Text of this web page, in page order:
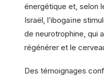
énergétique et, selon
Israël, l’ibogaïne
de neurotrophine, qui
régénérer et le
Des témoignages